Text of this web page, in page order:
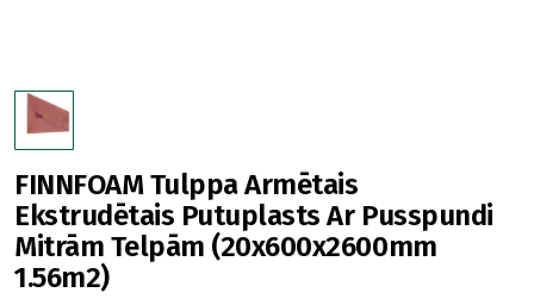
FINNFOAM Tulppa Armētais
Ekstrudētais Putuplasts Ar Pusspundi
Mitrām Telpām (20x600x2600mm
1.56m2)